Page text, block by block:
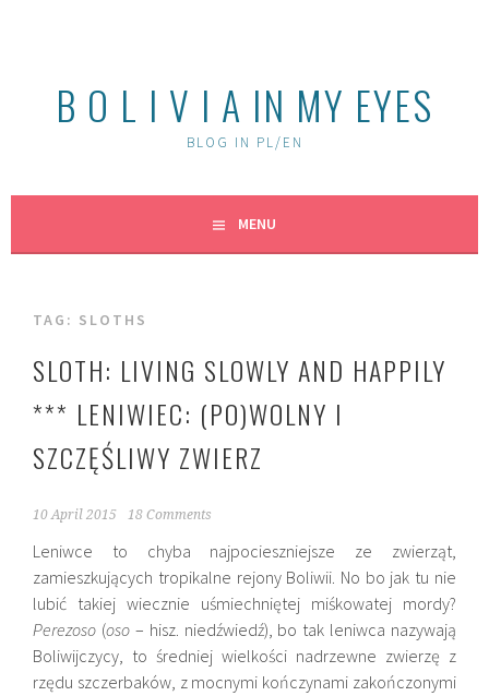
B O L I V I A IN MY EYES
BLOG IN PL/EN
MENU
TAG: SLOTHS
SLOTH: LIVING SLOWLY AND HAPPILY
*** LENIWIEC: (PO)WOLNY I
SZCZĘŚLIWY ZWIERZ
10 April 2015 18 Comments
Leniwce to chyba najpocieszniejsze ze zwierząt,
zamieszkujących tropikalne rejony Boliwii. No bo jak tu nie
lubić takiej wiecznie uśmiechniętej miśkowatej mordy?
Perezoso (oso – hisz. niedźwiedź), bo tak leniwca nazywają
Boliwijczycy, to średniej wielkości nadrzewne zwierzę z
rzędu szczerbaków, z mocnymi kończynami zakończonymi